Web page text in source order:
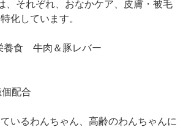
、それぞれ、おなかケア、皮膚・被毛
化しています。
養食 牛肉＆豚レバー
個配合
いるわんちゃん、高齢のわんちゃんに